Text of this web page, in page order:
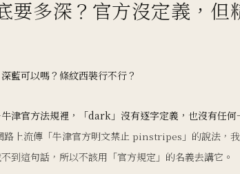
要多深？官方沒定義，但
深藍可以嗎？條紋西裝行不行？
牛津官方法規裡，「dark」沒有逐字定義，也沒有任何
路上流傳「牛津官方明文禁止 pinstripes」的說法，
到這句話，所以不該用「官方規定」的名義去講它。